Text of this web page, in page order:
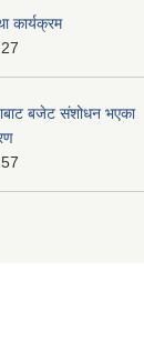
कार्यक्रम
बजेट संशोधन भएका